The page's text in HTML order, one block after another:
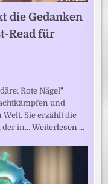
die Gedanken
Read für
Rote Nägel"
und
Sie erzählt die
der in…Weiterlesen …